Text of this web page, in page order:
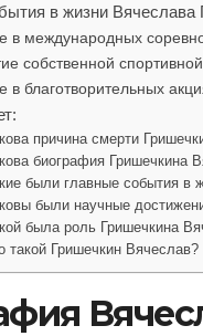
в жизни Вячеслава
в международных
собственной
в благотворительных
причина смерти
биография Гришечкина
были главные события в
были научные
была роль Гришечкина
такой Гришечкин Вячеслав?